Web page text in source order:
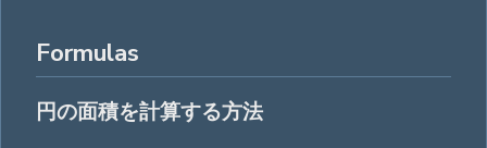
Formulas
円の面積を計算する方法